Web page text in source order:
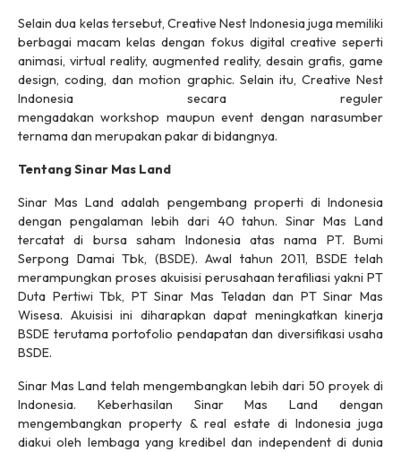
Selain dua kelas tersebut, Creative Nest Indonesia juga memiliki
berbagai macam kelas dengan fokus digital creativeseperti
animasi, virtual reality, augmented reality, desain grafis, game
design, coding,danmotion graphic. Selain itu, Creative Nest
Indonesia secara reguler
mengadakanworkshop maupunevent dengan narasumber
ternama dan merupakan pakar di bidangnya.
Tentang Sinar Mas Land
Sinar Mas Land adalah pengembang properti di Indonesia
dengan pengalaman lebih dari 40 tahun. Sinar Mas Land
tercatat di bursa saham Indonesia atas nama PT. Bumi
Serpong Damai Tbk, (BSDE). Awal tahun 2011, BSDE telah
merampungkan proses akuisisi perusahaan terafiliasi yakni PT
Duta Pertiwi Tbk, PT Sinar Mas Teladan dan PT Sinar Mas
Wisesa. Akuisisi ini diharapkan dapat meningkatkan kinerja
BSDE terutama portofolio pendapatan dan diversifikasi usaha
BSDE.
Sinar Mas Land telah mengembangkan lebih dari 50 proyek di
Indonesia. Keberhasilan Sinar Mas Land dengan
mengembangkan property & real estate di Indonesia juga
diakui oleh lembaga yang kredibel dan independent di dunia